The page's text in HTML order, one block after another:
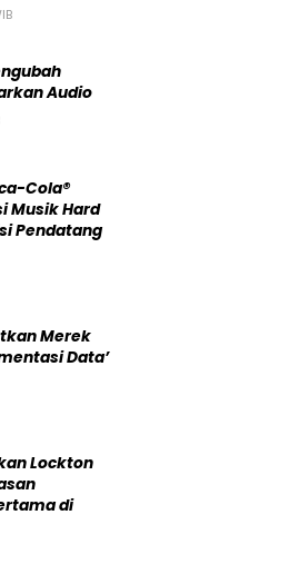
Audio
Cola®
Musik Hard
Pendatang
Merek
Data’
Lockton
di